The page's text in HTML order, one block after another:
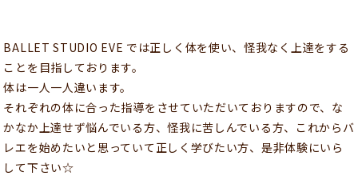
BALLET STUDIO EVE では正しく体を使い、怪我なく上達をする
ことを目指しております。
体は一人一人違います。
それぞれの体に合った指導をさせていただいておりますので、な
かなか上達せず悩んでいる方、怪我に苦しんでいる方、これからバ
レエを始めたいと思っていて正しく学びたい方、是非体験にいら
して下さい☆